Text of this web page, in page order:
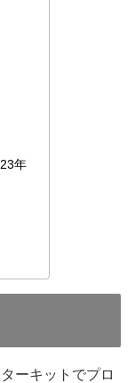
年
ーキットでプロ